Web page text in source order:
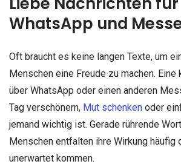
WhatsApp und
Oft braucht es keine langen Texte, um
Menschen eine Freude zu machen. Eine
über WhatsApp oder einen anderen
Tag verschönern, Mut schenken oder
jemand wichtig ist. Gerade rührende
Menschen entfalten ihre Wirkung häufig
unerwartet kommen.